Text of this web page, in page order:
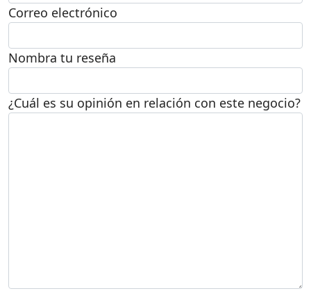
Correo electrónico
Nombra tu reseña
¿Cuál es su opinión en relación con este negocio?